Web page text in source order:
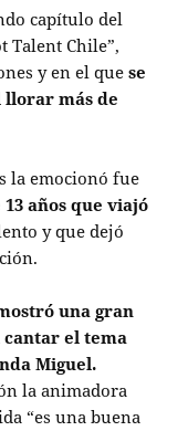
capítulo del
Talent Chile”,
y en el quese
llorar más de
la emocionó fue
años que viajó
y que dejó
una gran
el tema
Miguel.
la animadora
“es una buena